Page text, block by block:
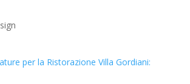
per la Ristorazione Villa Gordiani: